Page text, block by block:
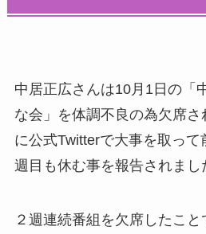
中居正広さんは10月1日の「
な会」を体調不良の為欠席さ
に公式Twitterで大事を取っ
週目も休む事を報告されまし
２週連続番組を欠席したこ